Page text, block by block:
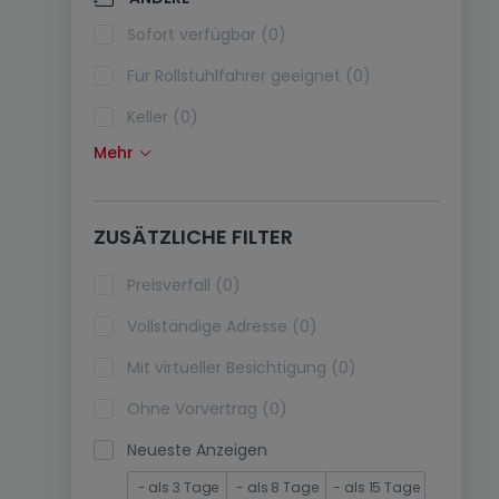
Klimaanlagen (0)
Glasfaser (0)
Sofort verfügbar (0)
Für Rollstuhlfahrer geeignet (0)
Keller (0)
Dachboden (0)
Fahrstuhl (0)
immobilienleibrente (0)
Ferienimmobilien (0)
Mehr
ZUSÄTZLICHE FILTER
Preisverfall (0)
Vollständige Adresse (0)
Mit virtueller Besichtigung (0)
Ohne Vorvertrag (0)
Neueste Anzeigen
- als 3 Tage - als 8 Tage - als 15 Tage